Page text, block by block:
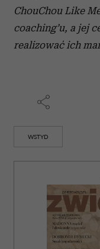
ChouChou Like
coaching’u, a jej
realizować ich
WSTYD